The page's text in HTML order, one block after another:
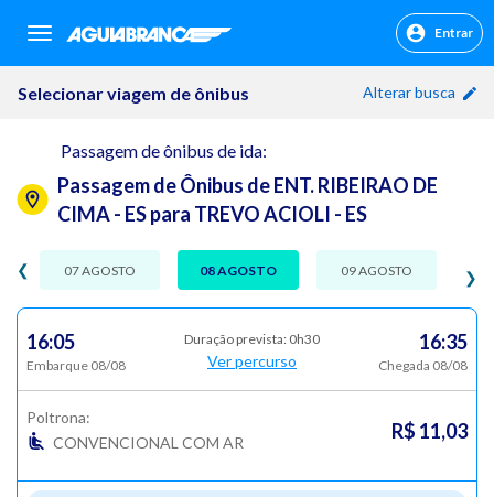
sr.header.toggle.navigation Entrar
Selecionar viagem de ônibus Alterar busca
Passagem de ônibus de ida:
Passagem de Ônibus de ENT. RIBEIRAO DE
CIMA - ES para TREVO ACIOLI - ES
❯
❮ 07 AGOSTO 08 AGOSTO 09 AGOSTO
16:05
Embarque 08/08
Duração prevista: 0h30
Ver percurso
16:35
Chegada 08/08
Poltrona:
CONVENCIONAL COM AR
R$ 11,03